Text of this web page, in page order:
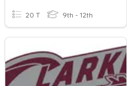
20 T 9th - 12th